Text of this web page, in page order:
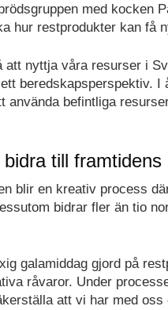
med kocken
hur restprodukter kan få
att nyttja våra resurser i
beredskapsperspektiv.
använda befintliga
till framtidens
blir en kreativ process
bidrar fler än tio
galamiddag gjord på
råvaror. Under
att vi har med